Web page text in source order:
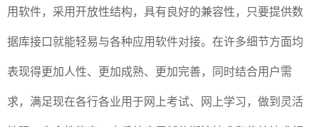
用软件，采用开放性结构，具有良好的兼容性，只要提供数
据库接口就能轻易与各种应用软件对接。在许多细节方面均
表现得更加人性、更加成熟、更加完善，同时结合用户需
求，满足现在各行各业用于网上考试、网上学习，做到灵活